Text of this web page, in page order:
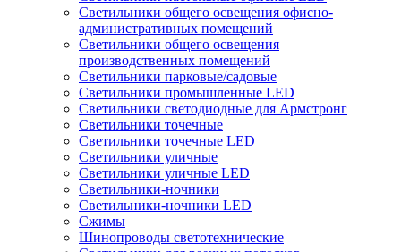
Светильники общего освещения офисно-
административных помещений
Светильники общего освещения
производственных помещений
Светильники парковые/садовые
Светильники промышленные LED
Светильники светодиодные для Армстронг
Светильники точечные
Светильники точечные LED
Светильники уличные
Светильники уличные LED
Светильники-ночники
Светильники-ночники LED
Сжимы
Шинопроводы светотехнические